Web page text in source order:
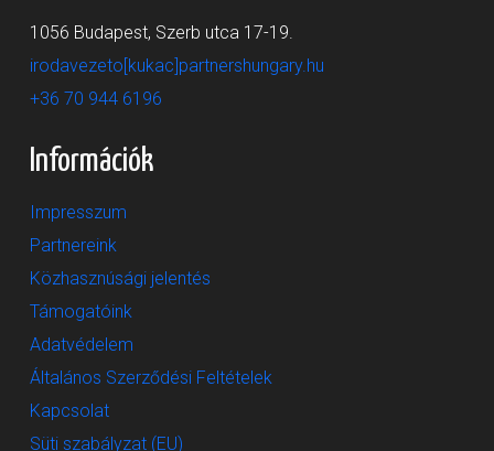
1056 Budapest, Szerb utca 17-19.
irodavezeto[kukac]partnershungary.hu
+36 70 944 6196
Információk
Impresszum
Partnereink
Közhasznúsági jelentés
Támogatóink
Adatvédelem
Általános Szerződési Feltételek
Kapcsolat
Süti szabályzat (EU)